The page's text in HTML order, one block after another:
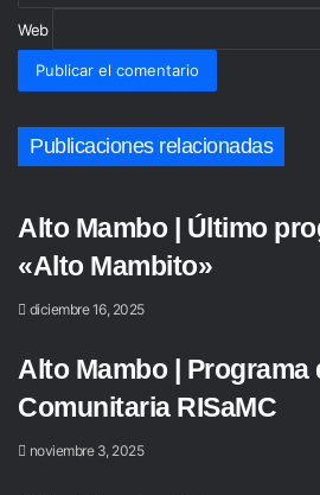
Web
Publicaciones relacionadas
Alto Mambo | Último
«Alto Mambito»
diciembre 16, 2025
Alto Mambo | Programa
Comunitaria RISaMC
noviembre 3, 2025